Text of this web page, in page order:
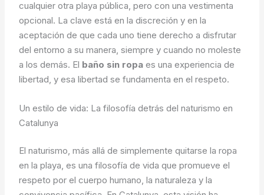
cualquier otra playa pública, pero con una vestimenta
opcional. La clave está en la discreción y en la
aceptación de que cada uno tiene derecho a disfrutar
del entorno a su manera, siempre y cuando no moleste
a los demás. El baño sin ropa es una experiencia de
libertad, y esa libertad se fundamenta en el respeto.
Un estilo de vida: La filosofía detrás del naturismo en
Catalunya
El naturismo, más allá de simplemente quitarse la ropa
en la playa, es una filosofía de vida que promueve el
respeto por el cuerpo humano, la naturaleza y la